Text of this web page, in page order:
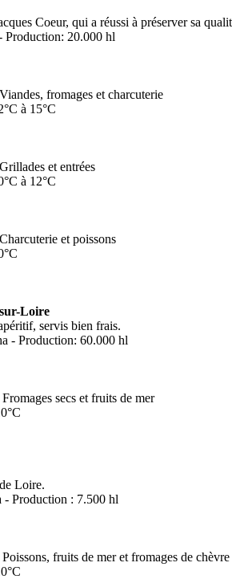
Coeur, qui a réussi à préserver sa
Production: 20.000 hl
fromages et charcuterie
à 15°C
et entrées
à 12°C
et poissons
Loire
servis bien frais.
- Production: 60.000 hl
secs et fruits de mer
Loire.
Production : 7.500 hl
fruits de mer et fromages de chèvre